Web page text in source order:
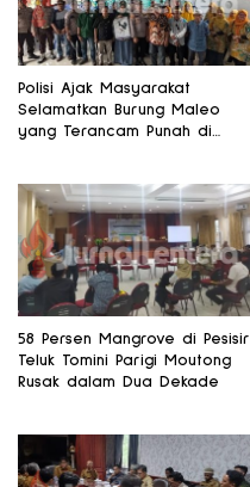
Polisi Ajak Masyarakat
Selamatkan Burung Maleo
yang Terancam Punah di
58 Persen Mangrove di Pesisir
Teluk Tomini Parigi Moutong
Rusak dalam Dua Dekade